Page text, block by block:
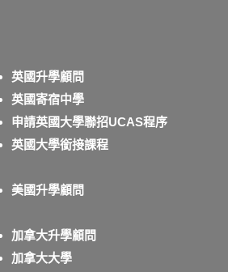
英國升學顧問
英國寄宿中學
申請英國大學聯招UCAS程序
英國大學銜接課程
美國升學顧問
加拿大升學顧問
加拿大大學